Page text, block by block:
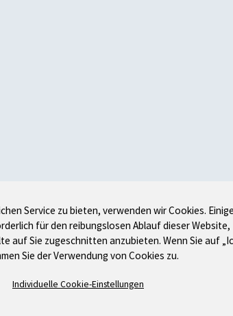
Service zu bieten, verwenden wir Cookies.
für den reibungslosen Ablauf dieser Website,
auf Sie zugeschnitten anzubieten. Wenn Sie auf
Sie der Verwendung von Cookies zu.
Individuelle Cookie-Einstellungen